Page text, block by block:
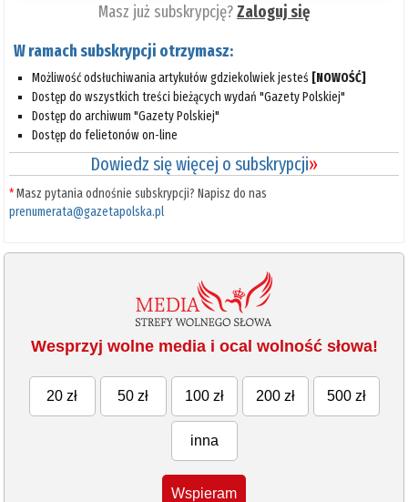
Masz już subskrypcję?Zaloguj się
W ramach subskrypcji otrzymasz:
Możliwość odsłuchiwania artykułów gdziekolwiek jesteś [NOWOŚĆ]
Dostęp do wszystkich treści bieżących wydań "Gazety Polskiej"
Dostęp do archiwum "Gazety Polskiej"
Dostęp do felietonów on-line
Dowiedz się więcej o subskrypcji»
*Masz pytania odnośnie subskrypcji? Napisz do nas
prenumerata@gazetapolska.pl
Wesprzyj wolne media i ocal wolność słowa!
20 zł 50 zł 100 zł 200 zł 500 zł
inna
Wspieram